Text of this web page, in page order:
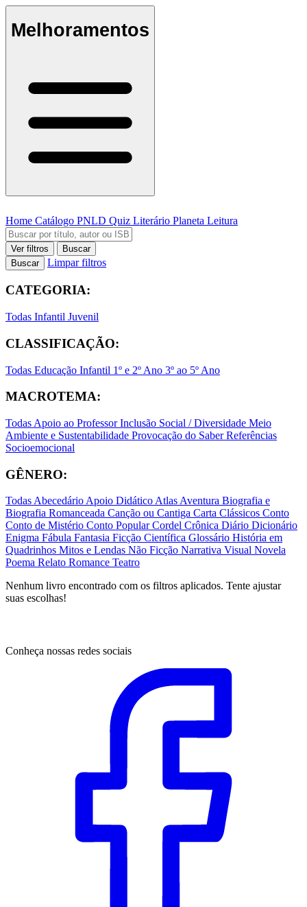
Melhoramentos
Home Catálogo PNLD Quiz Literário Planeta Leitura
Ver filtros
Buscar
Buscar
Limpar filtros
CATEGORIA:
Todas Infantil Juvenil
CLASSIFICAÇÃO:
Todas Educação Infantil 1º e 2º Ano 3º ao 5º Ano
MACROTEMA:
Todas Apoio ao ProfessorInclusão Social / Diversidade Meio
Ambiente e Sustentabilidade Provocação do SaberReferências
Socioemocional
GÊNERO:
TodasAbecedárioApoio DidáticoAtlasAventura Biografia e
Biografia Romanceada Canção ou Cantiga Carta Clássicos Conto
Conto de Mistério Conto PopularCordel Crônica Diário Dicionário
Enigma Fábula Fantasia Ficção Científica Glossário História em
Quadrinhos Mitos e Lendas Não Ficção Narrativa Visual Novela
Poema Relato Romance Teatro
Nenhum livro encontrado com os filtros aplicados. Tente ajustar
suas escolhas!
Conheça nossas redes sociais